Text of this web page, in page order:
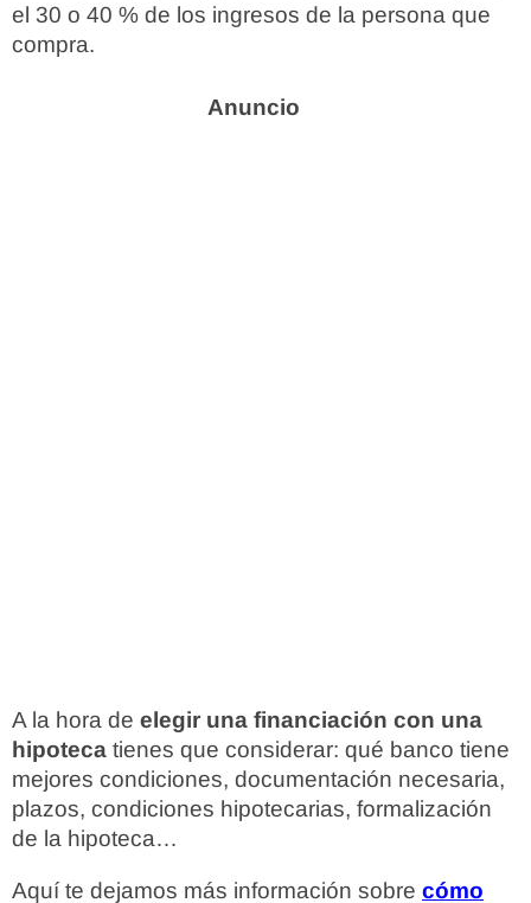
el 30 o 40 % de los ingresos de la persona que
compra.
A la hora de elegir una financiación con una
hipoteca tienes que considerar: qué banco tiene
mejores condiciones, documentación necesaria,
plazos, condiciones hipotecarias, formalización
de la hipoteca…
Aquí te dejamos más información sobre cómo